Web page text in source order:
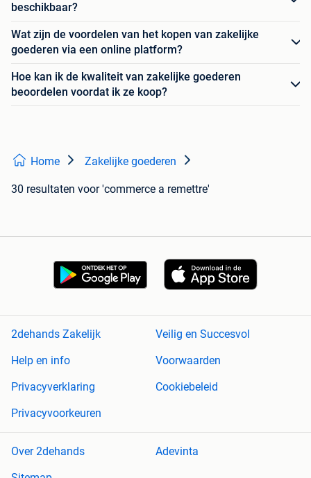
beschikbaar?
Wat zijn de voordelen van het kopen van zakelijke
goederen via een online platform?
Hoe kan ik de kwaliteit van zakelijke goederen
beoordelen voordat ik ze koop?
Home Zakelijke goederen
30 resultaten voor 'commerce a remettre'
2dehands Zakelijk
Veilig en Succesvol
Help en info
Voorwaarden
Privacyverklaring
Cookiebeleid
Privacyvoorkeuren
Over 2dehands
Adevinta